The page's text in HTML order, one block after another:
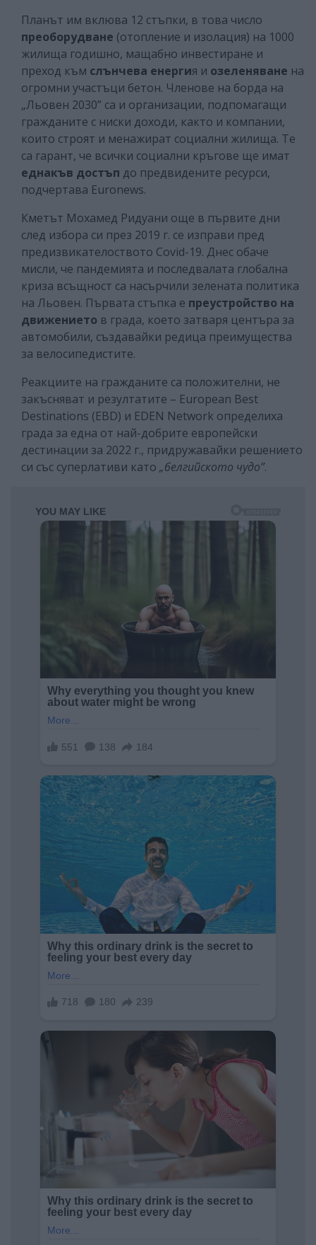
Планът им вклюва 12 стъпки, в това число
преоборудване (отопление и изолация) на 1000
жилища годишно, мащабно инвестиране и
преход към слънчева енергия и озеленяване на
огромни участъци бетон. Членове на борда на
„Льовен 2030” са и организации, подпомагащи
гражданите с ниски доходи, както и компании,
които строят и менажират социални жилища. Те
са гарант, че всички социални кръгове ще имат
еднакъв достъп до предвидените ресурси,
подчертава Euronews.
Кметът Мохамед Ридуани още в първите дни
след избора си през 2019 г. се изправи пред
предизвикателоството Covid-19. Днес обаче
мисли, че пандемията и последвалата глобална
криза всъщност са насърчили зелената политика
на Льовен. Първата стъпка е преустройство на
движението в града, което затваря центъра за
автомобили, създавайки редица преимущества
за велосипедистите.
Реакциите на гражданите са положителни, не
закъсняват и резултатите – European Best
Destinations (EBD) и EDEN Network определиха
града за една от най-добрите европейски
дестинации за 2022 г., придружавайки решението
си със суперлативи като „белгийското чудо”.